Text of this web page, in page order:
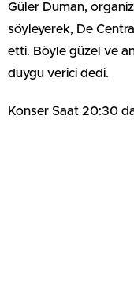
Güler Duman,
söyleyerek, De
etti. Böyle güzel ve
duygu verici dedi.
Konser Saat 20:30